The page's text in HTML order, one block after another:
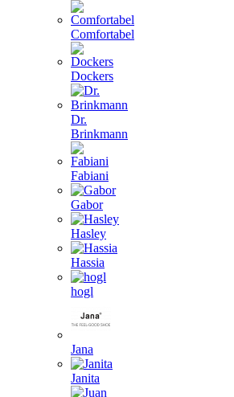
Comfortabel
Dockers
Dr.
Brinkmann
Fabiani
Gabor
Hasley
Hassia
hogl
Jana
Janita